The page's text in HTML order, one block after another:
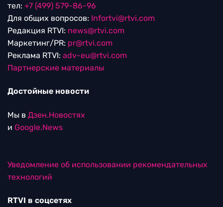
тел: +7 (499) 579-86-96
Для общих вопросов: Infortvi@rtvi.com
Редакция RTVI: news@rtvi.com
Маркетинг/PR: pr@rtvi.com
Реклама RTVI: adv-eu@rtvi.com
Партнерские материалы
Достойные новости
Мы в Дзен.Новостях
и Google.News
Уведомление об использовании рекомендательных
технологий
RTVI в соцсетях